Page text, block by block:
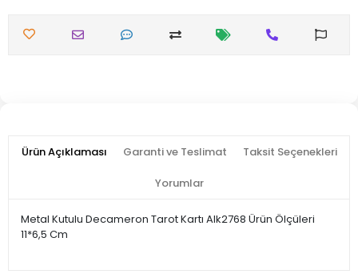
Ürün Açıklaması Garanti ve Teslimat Taksit Seçenekleri
Yorumlar
Metal Kutulu Decameron Tarot Kartı Alk2768 Ürün Ölçüleri
11*6,5 Cm